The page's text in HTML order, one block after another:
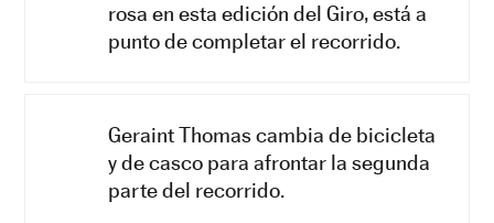
rosa en esta edición del Giro, está a
punto de completar el recorrido.
Geraint Thomas cambia de bicicleta
y de casco para afrontar la segunda
parte del recorrido.